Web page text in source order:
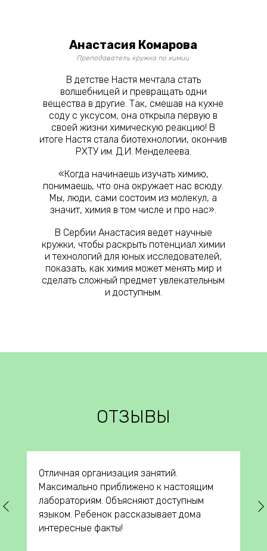
Анастасия Комарова
Преподаватель кружка по химии
В детстве Настя мечтала стать
волшебницей и превращать одни
вещества в другие. Так, смешав на кухне
соду с уксусом, она открыла первую в
своей жизни химическую реакцию! В
итоге Настя стала биотехнологии, окончив
РХТУ им. Д.И. Менделеева.
«Когда начинаешь изучать химию,
понимаешь, что она окружает нас всюду.
Мы, люди, сами состоим из молекул, а
значит, химия в том числе и про нас».
В Сербии Анастасия ведет научные
кружки, чтобы раскрыть потенциал химии
и технологий для юных исследователей,
показать, как химия может менять мир и
сделать сложный предмет увлекательным
и доступным.
ОТЗЫВЫ
Отличная организация занятий.
Максимально приближено к настоящим
лабораториям. Объясняют доступным
языком. Ребенок рассказывает дома
интересные факты!